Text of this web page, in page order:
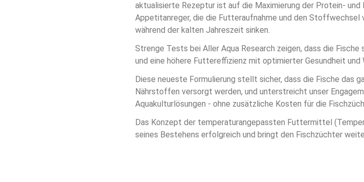
aktualisierte Rezeptur ist auf die Maximierung der Protein-
Appetitanreger, die die Futteraufnahme und den Stoffwechsel
während der kalten Jahreszeit sinken.
Strenge Tests bei Aller Aqua Research zeigen, dass die
und eine höhere Futtereffizienz mit optimierter Gesundheit und
Diese neueste Formulierung stellt sicher, dass die Fische das
Nährstoffen versorgt werden, und unterstreicht unser
Aquakulturlösungen - ohne zusätzliche Kosten für die
Das Konzept der temperaturangepassten Futtermittel
seines Bestehens erfolgreich und bringt den Fischzüchter